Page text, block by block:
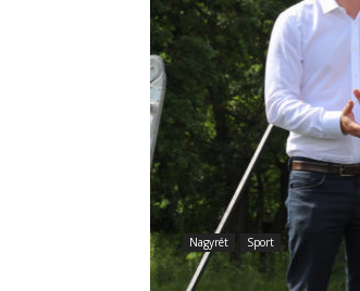
Nagyrét Sport